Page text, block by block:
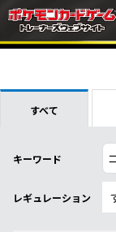
すべて
キーワード
レギュレーション